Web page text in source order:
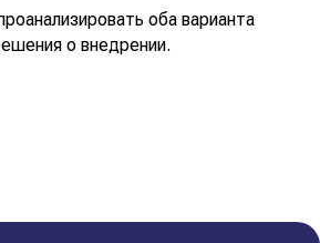
оба варианта
о внедрении.